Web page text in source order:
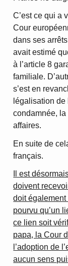
C’est ce qui a
Cour
dans ses
avait estimé
à l’article 8
familiale.
s’est en
légalisation
condamnée,
affaires.
En suite de
français.
Il est
doivent
doit également
pourvu qu’un
ce lien soit
papa, la Cour
l’adoption de
aucun sens